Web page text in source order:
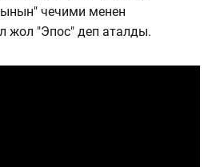
чечими менен
жол "Эпос" деп аталды.